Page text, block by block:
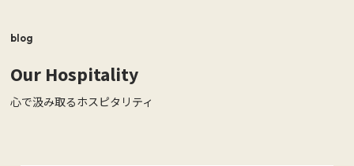
blog
Our Hospitality
心で汲み取るホスピタリティ